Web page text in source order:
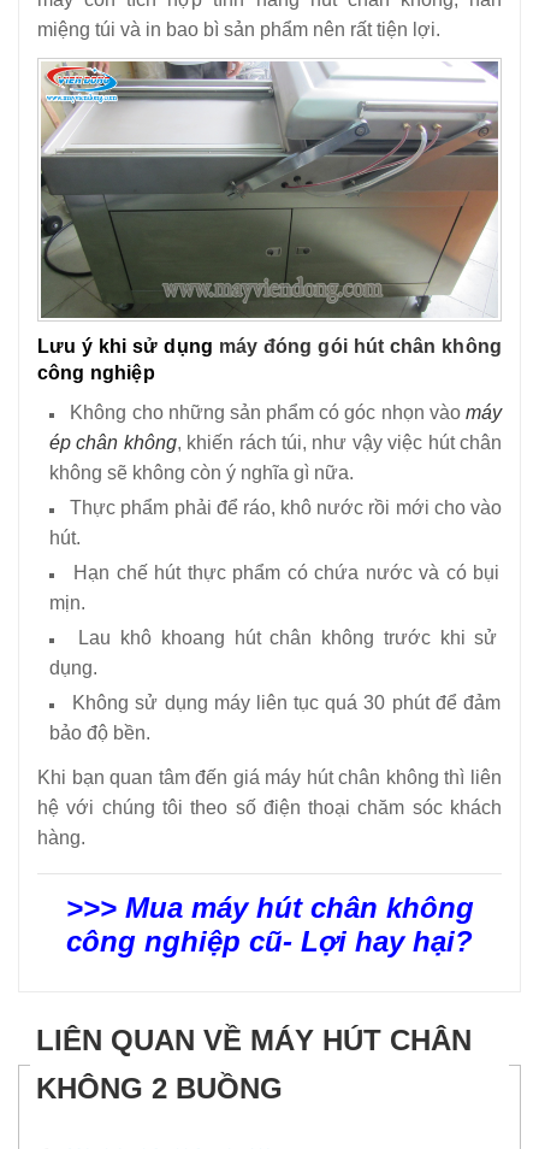
miệng túi và in bao bì sản phẩm nên rất tiện lợi.
Lưu ý khi sử dụng máy đóng gói hút chân không
công nghiệp
Không cho những sản phẩm có góc nhọn vào máy
ép chân không, khiến rách túi, như vậy việc hút chân
không sẽ không còn ý nghĩa gì nữa.
Thực phẩm phải để ráo, khô nước rồi mới cho vào
hút.
Hạn chế hút thực phẩm có chứa nước và có bụi
mịn.
Lau khô khoang hút chân không trước khi sử
dụng.
Không sử dụng máy liên tục quá 30 phút để đảm
bảo độ bền.
Khi bạn quan tâm đến giá máy hút chân không thì liên
hệ với chúng tôi theo số điện thoại chăm sóc khách
hàng.
>>> Mua máy hút chân không
công nghiệp cũ- Lợi hay hại?
LIÊN QUAN VỀ MÁY HÚT CHÂN
KHÔNG 2 BUỒNG